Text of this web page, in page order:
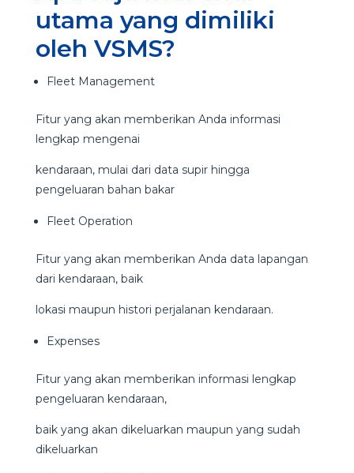
utama yang dimiliki
oleh VSMS?
Fleet Management
Fitur yang akan memberikan Anda informasi
lengkap mengenai
kendaraan, mulai dari data supir hingga
pengeluaran bahan bakar
Fleet Operation
Fitur yang akan memberikan Anda data lapangan
dari kendaraan, baik
lokasi maupun histori perjalanan kendaraan.
Expenses
Fitur yang akan memberikan informasi lengkap
pengeluaran kendaraan,
baik yang akan dikeluarkan maupun yang sudah
dikeluarkan